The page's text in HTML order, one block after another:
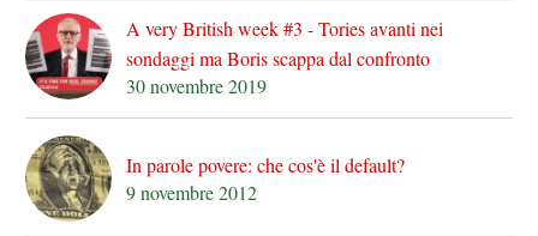
A very British week #3 - Tories avanti nei
sondaggi ma Boris scappa dal confronto
30 novembre 2019
In parole povere: che cos'è il default?
9 novembre 2012